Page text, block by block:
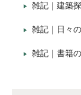
雑記｜建築
雑記｜日々
雑記｜書籍